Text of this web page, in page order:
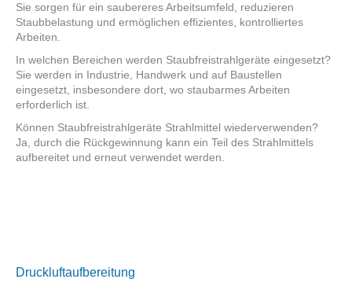
Druckluftaufbereitung
Sie sorgen für ein saubereres Arbeitsumfeld, reduzieren
Staubbelastung und ermöglichen effizientes, kontrolliertes
Arbeiten.
In welchen Bereichen werden Staubfreistrahlgeräte eingesetzt?
Sie werden in Industrie, Handwerk und auf Baustellen
eingesetzt, insbesondere dort, wo staubarmes Arbeiten
erforderlich ist.
Können Staubfreistrahlgeräte Strahlmittel wiederverwenden?
Ja, durch die Rückgewinnung kann ein Teil des Strahlmittels
aufbereitet und erneut verwendet werden.